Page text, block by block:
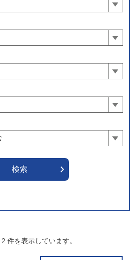
2 件を表示しています。